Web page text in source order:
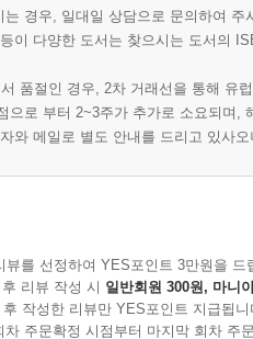
는 경우, 일대일 상담으로 문의하여 주
이 다양한 도서는 찾으시는 도서의
품절인 경우, 2차 거래선을 통해 유
으로 부터 2~3주가 추가로 소요되며,
와 메일로 별도 안내를 드리고 있사
뷰를 선정하여 YES포인트 3만원을 드
리뷰 작성 시 일반회원 300원, 마니
작성한 리뷰만 YES포인트 지급됩니
차 주문확정 시점부터 마지막 회차 주